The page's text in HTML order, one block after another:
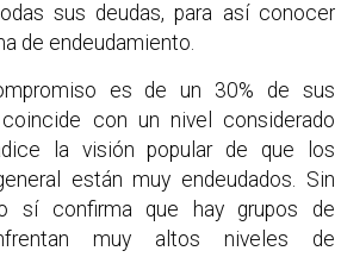
sus deudas, para así conocer
de endeudamiento.
es de un 30% de sus
con un nivel considerado
la visión popular de que los
están muy endeudados. Sin
sí confirma que hay grupos de
muy altos niveles de